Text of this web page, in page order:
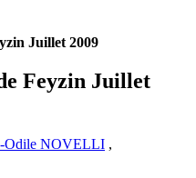
Juillet 2009
Feyzin Juillet
Odile NOVELLI ,